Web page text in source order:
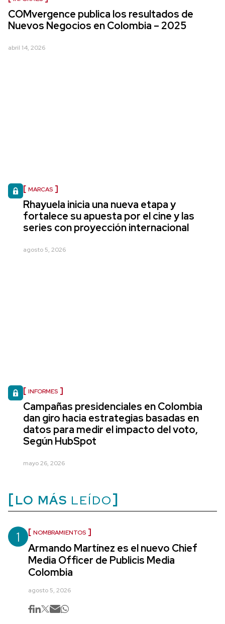
COMvergence publica los resultados de
Nuevos Negocios en Colombia – 2025
abril 14, 2026
MARCAS
Rhayuela inicia una nueva etapa y
fortalece su apuesta por el cine y las
series con proyección internacional
agosto 5, 2026
INFORMES
Campañas presidenciales en Colombia
dan giro hacia estrategias basadas en
datos para medir el impacto del voto,
Según HubSpot
mayo 26, 2026
LO MÁS LEÍDO
1 NOMBRAMIENTOS
Armando Martínez es el nuevo Chief
Media Officer de Publicis Media
Colombia
agosto 5, 2026